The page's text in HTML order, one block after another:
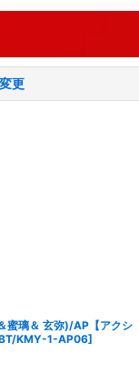
更
蜜璃＆ 玄弥)/AP【アクシ
KMY-1-AP06]